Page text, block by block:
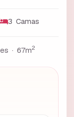
3 Camas
· 67m2